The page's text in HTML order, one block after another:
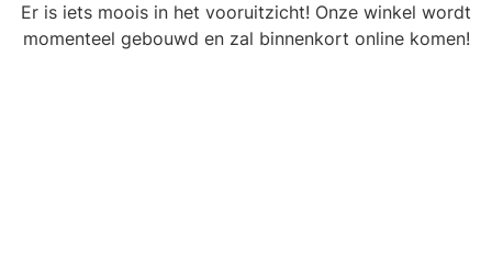
Er is iets moois in het vooruitzicht! Onze winkel wordt
momenteel gebouwd en zal binnenkort online komen!